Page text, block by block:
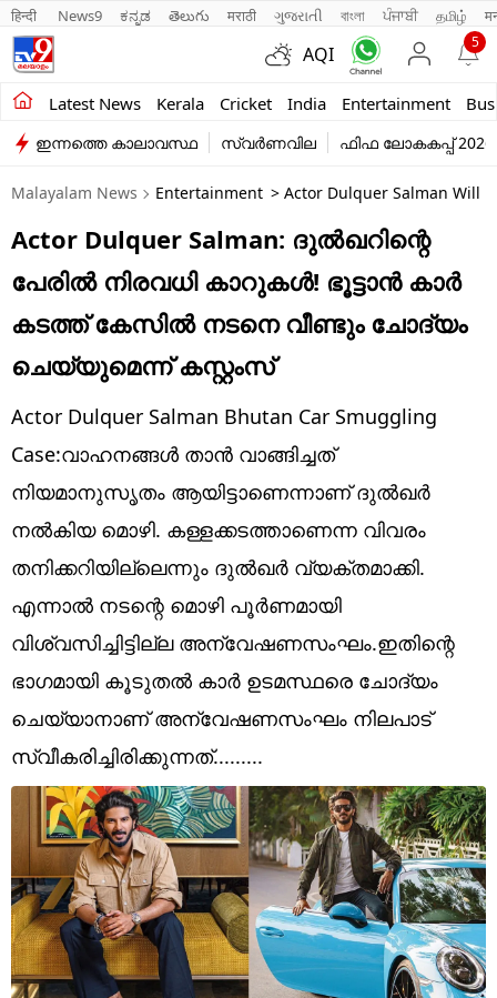
हिन्दी News9 ಕನ್ನಡ తెలుగు मराठी ગુજરાતી বাংলা ਪੰਜਾਬੀ தமிழ்
AQI
5
Latest News Kerala Cricket India Entertainment
Kerala
India
Entertainment
Business
Education
Sports
Lifestyle
world
Technology
Religion
Web Story
Photo
Short Videos
ഇന്നത്തെ കാലാവസ്ഥ സ്വർണവില ഫിഫ ലോകകപ്പ് 2026
Malayalam News Entertainment > Actor Dulquer Salman Will
Actor Dulquer Salman: ദുൽഖറിന്റെ
പേരിൽ നിരവധി കാറുകൾ! ഭൂട്ടാൻ കാർ
കടത്ത് കേസിൽ നടനെ വീണ്ടും ചോദ്യം
ചെയ്യുമെന്ന് കസ്റ്റംസ്
Actor Dulquer Salman Bhutan Car Smuggling
Case:വാഹനങ്ങൾ താൻ വാങ്ങിച്ചത്
നിയമാനുസൃതം ആയിട്ടാണെന്നാണ് ദുൽഖർ
നൽകിയ മൊഴി. കള്ളക്കടത്താണെന്ന വിവരം
തനിക്കറിയില്ലെന്നും ദുൽഖർ വ്യക്തമാക്കി.
എന്നാൽ നടന്റെ മൊഴി പൂർണമായി
വിശ്വസിച്ചിട്ടില്ല അന്വേഷണസംഘം.ഇതിന്റെ
ഭാഗമായി കൂടുതൽ കാർ ഉടമസ്ഥരെ ചോദ്യം
ചെയ്യാനാണ് അന്വേഷണസംഘം നിലപാട്
സ്വീകരിച്ചിരിക്കുന്നത്.........